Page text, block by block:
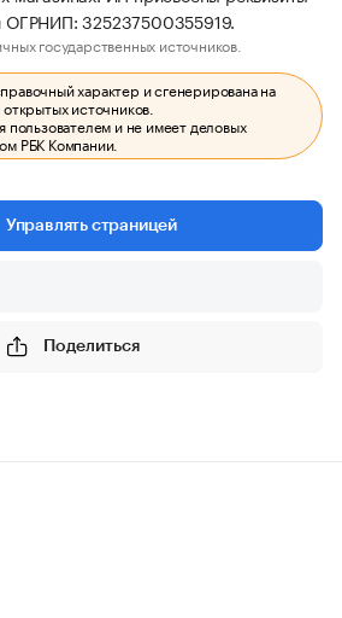
325237500355919.
государственных источников.
характер и сгенерирована на
источников.
пользователем и не имеет деловых
РБК Компании.
Управлять страницей
Поделиться